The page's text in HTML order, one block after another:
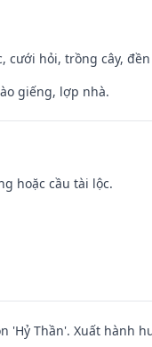
cưới hỏi, trồng cây,
giếng, lợp nhà.
hoặc cầu tài lộc.
'Hỷ Thần'. Xuất hành